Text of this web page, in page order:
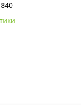
840